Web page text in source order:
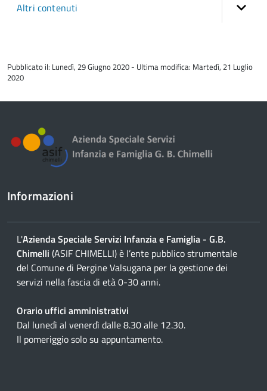
Altri contenuti
del
contenuto
Pubblicato il: Lunedì, 29 Giugno 2020 - Ultima modifica: Martedì, 21 Luglio
2020
Informazioni
L'Azienda Speciale Servizi Infanzia e Famiglia - G.B.
Chimelli (ASIF CHIMELLI) è l’ente pubblico strumentale
del Comune di Pergine Valsugana per la gestione dei
servizi nella fascia di età 0-30 anni.
Orario uffici amministrativi
Dal lunedì al venerdì dalle 8.30 alle 12.30.
Il pomeriggio solo su appuntamento.